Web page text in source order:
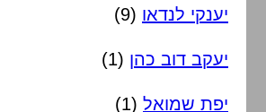
יענקי לנדאו (9)
יעקב דוב כהן (1)
יפת שמואל (1)